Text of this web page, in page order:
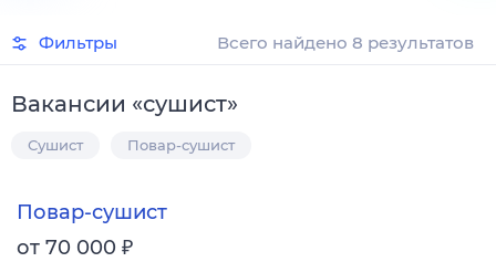
Фильтры Всего найдено 8 результатов
Вакансии «сушист»
Сушист Повар-сушист
Повар-сушист
от 70 000 ₽